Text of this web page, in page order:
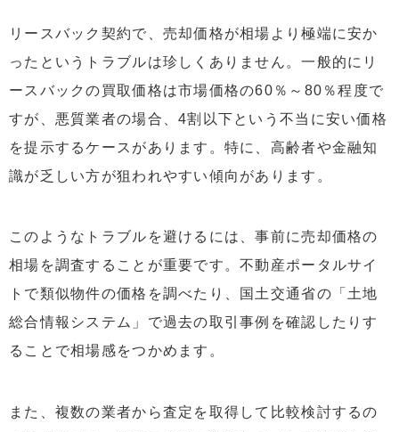
リースバック契約で、売却価格が相場より極端に安か
ったというトラブルは珍しくありません。一般的にリ
ースバックの買取価格は市場価格の60％～80％程度で
すが、悪質業者の場合、4割以下という不当に安い価格
を提示するケースがあります。特に、高齢者や金融知
識が乏しい方が狙われやすい傾向があります。
このようなトラブルを避けるには、事前に売却価格の
相場を調査することが重要です。不動産ポータルサイ
トで類似物件の価格を調べたり、国土交通省の「土地
総合情報システム」で過去の取引事例を確認したりす
ることで相場感をつかめます。
また、複数の業者から査定を取得して比較検討するの